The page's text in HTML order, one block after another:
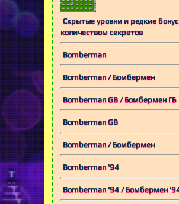
Скрытые уровни и редкие
количеством секретов
Bomberman
Bomberman / Бомбермен
Bomberman GB / Бомбермен ГБ
Bomberman GB
Bomberman / Бомбермен
Bomberman '94
Bomberman '94 / Бомбермен